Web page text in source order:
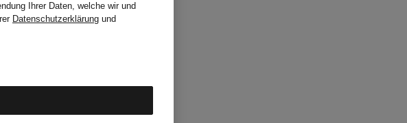
Ihrer Daten, welche wir und
Datenschutzerklärung und